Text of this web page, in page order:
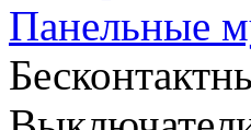
Панельные